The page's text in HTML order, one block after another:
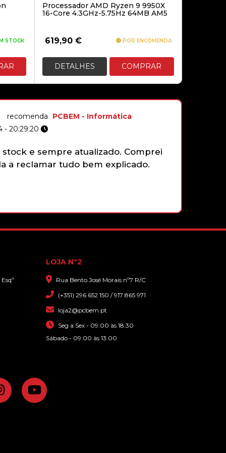
THRUSTMASTER TCA YOKE PACK
STOCK
Processador AMD Ryzen 9 9950X
16-Core 4.3GHz-5.75Hz 64MB AM5
619,90 € POR ENCOMENDA
DETALHES COMPRAR
recomenda
PCBEM - Informática
- 20:29:20
e sempre atualizado. Comprei
a reclamar tudo bem explicado.
LOJA Nº2
Rua Bento José Morais nº7 R/C
(+351) 296 652 150 / 917 865 971
loja2@pcbem.pt
Seg a Sex - 09:00 às 18:30
Sábado - 09:00 às 13:00